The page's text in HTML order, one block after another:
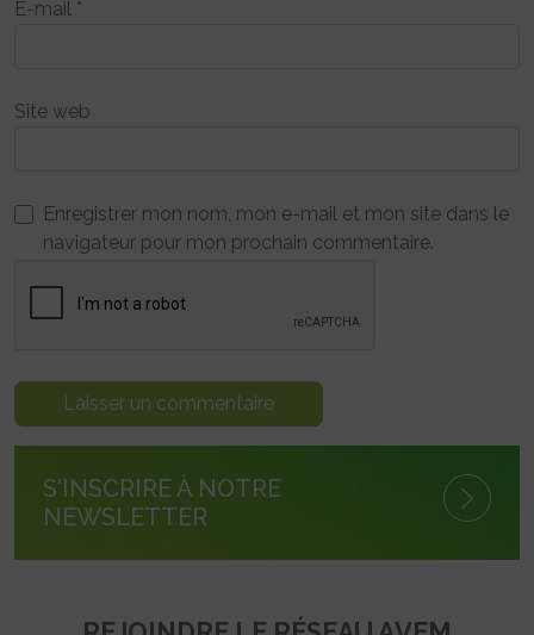
E-mail *
Site web
Enregistrer mon nom, mon e-mail et mon site dans le
navigateur pour mon prochain commentaire.
S'INSCRIRE À NOTRE
NEWSLETTER